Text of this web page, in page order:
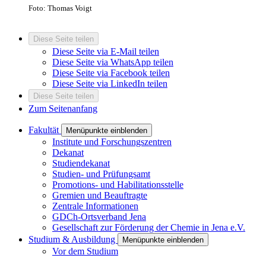
Foto: Thomas Voigt
Diese Seite teilen
Diese Seite via E-Mail teilen
Diese Seite via WhatsApp teilen
Diese Seite via Facebook teilen
Diese Seite via LinkedIn teilen
Diese Seite teilen
Zum Seitenanfang
Fakultät Menüpunkte einblenden
Institute und Forschungszentren
Dekanat
Studiendekanat
Studien- und Prüfungsamt
Promotions- und Habilitationsstelle
Gremien und Beauftragte
Zentrale Informationen
GDCh-Ortsverband Jena
Gesellschaft zur Förderung der Chemie in Jena e.V.
Studium & Ausbildung
Menüpunkte einblenden
Vor dem Studium